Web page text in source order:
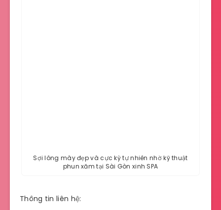
Sợi lông mày đẹp và cực kỳ tự nhiên nhờ kỹ thuật
phun xăm tại Sài Gòn xinh SPA
Thông tin liên hệ: